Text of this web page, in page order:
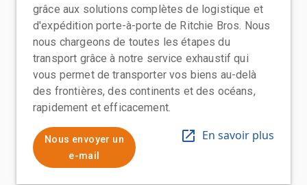
grâce aux solutions complètes de logistique et
d'expédition porte-à-porte de Ritchie Bros. Nous
nous chargeons de toutes les étapes du
transport grâce à notre service exhaustif qui
vous permet de transporter vos biens au-delà
des frontières, des continents et des océans,
rapidement et efficacement.
Nous envoyer un
e-mail
En savoir plus